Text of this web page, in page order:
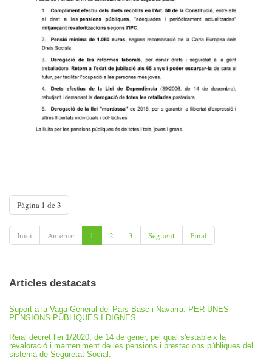
Pàgina 1 de 3
Inici Anterior 1 2 3 Següent Final
Articles destacats
Suport a la Vaga General del País Basc i Navarra. PER UNES
PENSIONS PÚBLIQUES I DIGNES
Reial decret llei 1/2020, de 14 de gener, pel qual s'estableix la
revaloració i manteniment de les pensions i prestacions públiques del
sistema de Seguretat Social.